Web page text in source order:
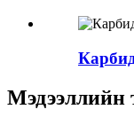
Мэдээллийн